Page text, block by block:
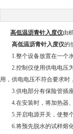
高低温沥青针入度仪由
高低温沥青针入度仪的
1.整个设备放置在一个水
2.控制仪使用供电电压为
用，供电电压不符合要求时
3.供电部分有保险管插
4.在安装时，将加热器、
5.开启电源开关，使整个
6.将预先脱水的试样熔化